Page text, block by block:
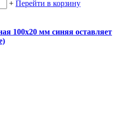
+ Перейти в корзину
100х20 мм синяя оставляет